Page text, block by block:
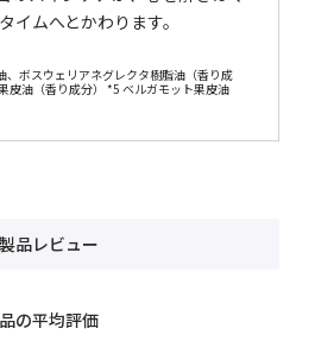
イムへとかわります。
、ボスウェリアネグレクタ樹脂油（香り成
皮油（香り成分） *5 ベルガモット果皮油
製品レビュー